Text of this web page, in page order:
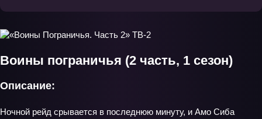
Воины пограничья (2 часть, 1 сезон)
Описание:
Ночной рейд срывается в последнюю минуту, и Амо Сиба